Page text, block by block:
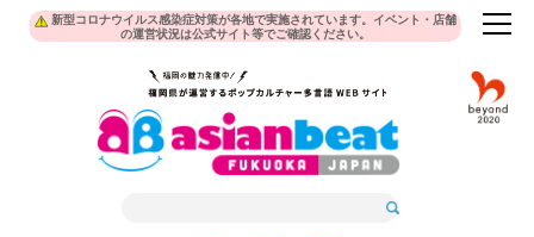
新型コロナウイルス感染症対策が各地で実施されています。イベント・店舗
の運営状況は公式サイト等でご確認ください。